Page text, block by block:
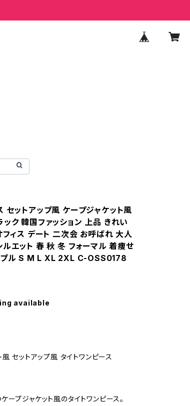
セットアップ風 ケープジャケット風
ック 韓国ファッション 上品 きれい
ィス デート 二次会 お呼ばれ 大人
エット 春 秋 冬 フォーマル 着痩せ
プル S M L XL 2XL C-OSS0178
available
セットアップ風 タイトワンピース
ープジャケット風のタイトワンピース。